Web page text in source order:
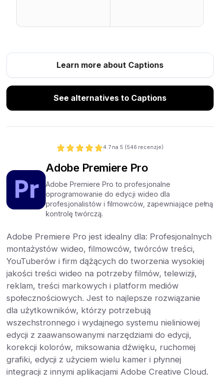
Learn more about Captions
See alternatives to Captions
4.7 na 5 (546 recenzje)
Adobe Premiere Pro
Adobe Premiere Pro to profesjonalne
oprogramowanie do edycji wideo dla
profesjonalistów i filmowców, zapewniające pełną
kontrolę twórczą.
Adobe Premiere Pro jest idealny dla: Profesjonalnych
montażystów wideo, filmowców, twórców treści,
YouTuberów i firm dążących do tworzenia wysokiej
jakości treści wideo na potrzeby filmów, telewizji,
reklam, treści markowych i platform mediów
społecznościowych. Jest to najlepsze rozwiązanie
dla użytkowników, którzy potrzebują
wszechstronnego i wydajnego systemu nieliniowej
edycji z zaawansowanymi narzędziami do edycji,
korekcji kolorów, miksowania dźwięku, ruchomej
grafiki, edycji z użyciem wielu kamer i płynnej
integracji z innymi aplikacjami Adobe Creative Cloud.